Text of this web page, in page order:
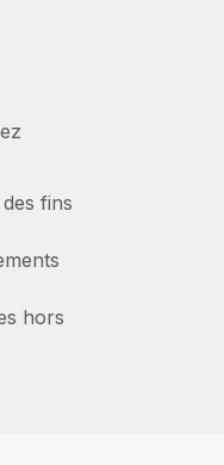
fins
hors